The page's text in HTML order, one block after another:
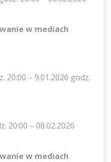
w mediach
20:00 – 9.01.2026 godz.
20:00 – 08.02.2026
w mediach